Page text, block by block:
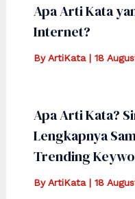
Apa Arti Kata
Internet?
ByArtiKata | 18
Apa Arti Kata?
Lengkapnya
Trending
ByArtiKata | 18